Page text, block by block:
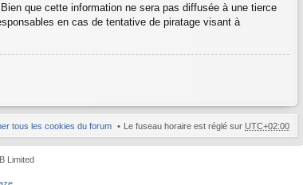
que cette information ne sera pas diffusée à une tierce
en cas de tentative de piratage visant à
Le fuseau horaire est réglé sur UTC+02:00
tous les cookies du forum
Limited